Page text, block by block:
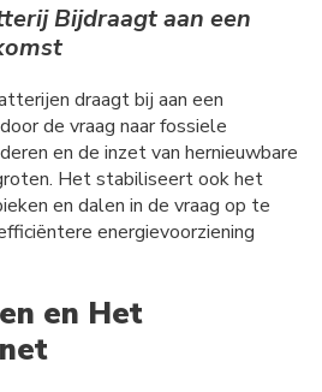
Bijdraagt aan een
draagt bij aan een
de vraag naar fossiele
en de inzet van hernieuwbare
Het stabiliseert ook het
en dalen in de vraag op te
energievoorziening
en Het